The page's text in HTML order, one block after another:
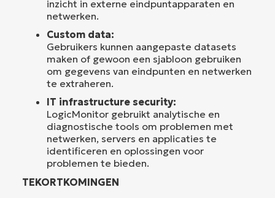
inzicht in externe eindpuntapparaten en
netwerken.
Custom data:
Gebruikers kunnen aangepaste datasets
maken of gewoon een sjabloon gebruiken
om gegevens van eindpunten en netwerken
te extraheren.
IT infrastructure security:
LogicMonitor gebruikt analytische en
diagnostische tools om problemen met
netwerken, servers en applicaties te
identificeren en oplossingen voor
problemen te bieden.
TEKORTKOMINGEN